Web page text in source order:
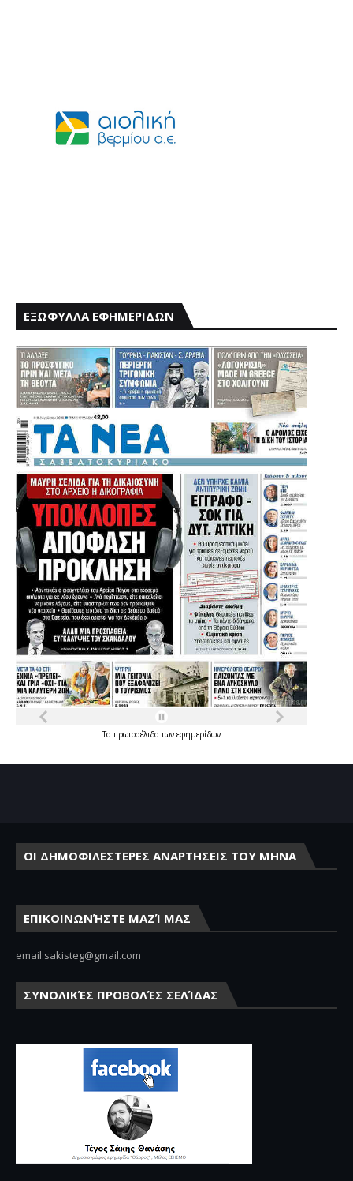
ΕΞΩΦΥΛΛΑ ΕΦΗΜΕΡΙΔΩΝ
Τα πρωτοσέλιδατων εφημερίδων
ΟΙ ΔΗΜΟΦΙΛΕΣΤΕΡΕΣ ΑΝΑΡΤΗΣΕΙΣ ΤΟΥ ΜΗΝΑ
ΕΠΙΚΟΙΝΩΝΉΣΤΕ ΜΑΖΊ ΜΑΣ
email:sakisteg@gmail.com
ΣΥΝΟΛΙΚΈΣ ΠΡΟΒΟΛΈΣ ΣΕΛΊΔΑΣ